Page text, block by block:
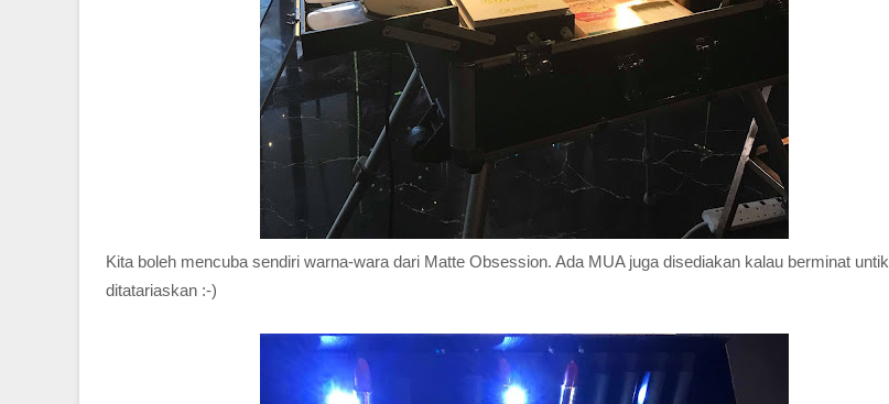
Kita boleh mencuba sendiri warna-wara dari Matte Obsession. Ada MUA juga disediakan kalau berminat untik
ditatariaskan :-)